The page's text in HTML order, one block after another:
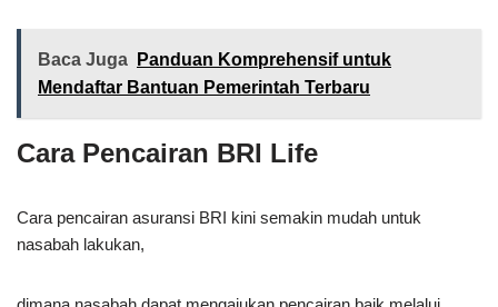
Baca Juga
Panduan Komprehensif untuk
Mendaftar Bantuan Pemerintah Terbaru
Cara Pencairan BRI Life
Cara pencairan asuransi BRI kini semakin mudah untuk
nasabah lakukan,